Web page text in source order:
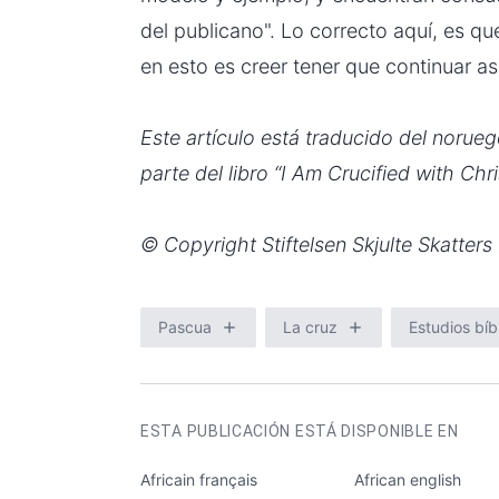
del publicano". Lo correcto aquí, es
en esto es creer tener que continuar
Este artículo está traducido del
parte del libro “I Am Crucified with
© Copyright Stiftelsen Skjulte Skatters
Pascua La cruz Estudios
Elias Aslaksen
CATEGORÍAS